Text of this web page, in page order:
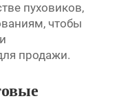
пуховиков,
чтобы
продажи.